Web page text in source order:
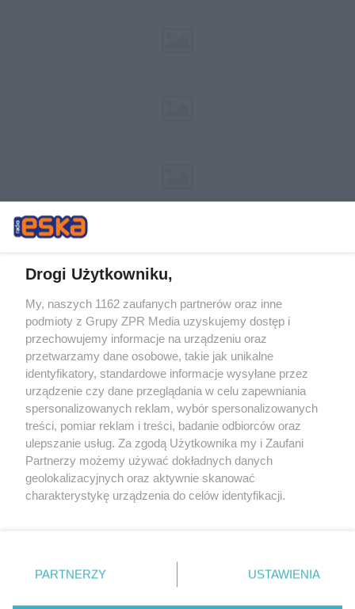
Żaden utwór zamieszczony w serwisie nie może być powielany i
rozpowszechniany lub dalej rozpowszechniany w jakikolwiek sposób (w
tym także elektroniczny lub mechaniczny) na jakimkolwiek polu
eksploatacji w jakiejkolwiek formie, włącznie z umieszczaniem w
Internecie bez pisemnej zgody właściciela praw. Jakiekolwiek użycie lub
wykorzystanie utworów w całości lub w części z naruszeniem prawa,
tzn. bez właściwej zgody, jest zabronione pod groźbą kary i może być
ścigane prawnie.
© 2026 Grupa ZPR Media
Drogi Użytkowniku,
My, naszych 1162 zaufanych partnerów oraz inne
podmioty z Grupy ZPR Media uzyskujemy dostęp i
przechowujemy informacje na urządzeniu oraz
przetwarzamy dane osobowe, takie jak unikalne
identyfikatory, standardowe informacje wysyłane przez
urządzenie czy dane przeglądania w celu zapewniania
spersonalizowanych reklam, wybór spersonalizowanych
treści, pomiar reklam i treści, badanie odbiorców oraz
ulepszanie usług. Za zgodą Użytkownika my i Zaufani
Partnerzy możemy używać dokładnych danych
geolokalizacyjnych oraz aktywnie skanować
charakterystykę urządzenia do celów identyfikacji.
zmienić/wycofać klikając przycisk ustawień prywatności
znajdujący się w lewym dolnym rogu strony
rodzaje przetwarzania danych nie wymagają zgody
PARTNERZY USTAWIENIA